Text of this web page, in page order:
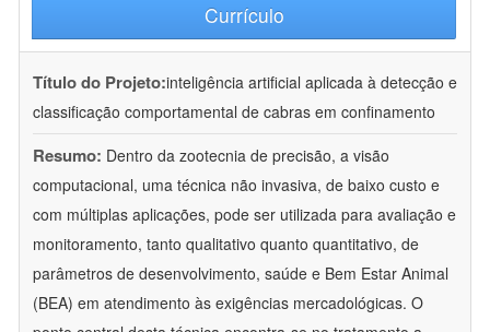
Currículo
Título do Projeto:inteligência artificial aplicada à detecção e
classificação comportamental de cabras em confinamento
Resumo: Dentro da zootecnia de precisão, a visão
computacional, uma técnica não invasiva, de baixo custo e
com múltiplas aplicações, pode ser utilizada para avaliação e
monitoramento, tanto qualitativo quanto quantitativo, de
parâmetros de desenvolvimento, saúde e Bem Estar Animal
(BEA) em atendimento às exigências mercadológicas. O